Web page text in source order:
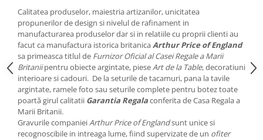
OLD COUNTRY ROSES
PASHMINA
SIGNET PLATINUM
CELESTIAL GOLD
NATURE
CHINOISERIE WHITE
JASPER CONRAN WHITE
GILDED MUSE
WONDERLUST
Calitatea produselor, maiestria artizanilor, unicitatea
propunerilor de design si nivelul de rafinament in
manufacturarea produselor dar si in relatiile cu proprii clienti au
facut ca manufactura istorica britanicaArthur Price of England
sa primeasca titlul de Furnizor Oficial al Casei Regale a Marii
Britaniipentru obiecte argintate, pieseArt de la Table, decoratiuni
interioare si cadouri. De la seturile de tacamuri, pana la tavile
argintate, ramele foto sau seturile complete pentru botez toate
poartă girul calitatii Garantia Regalaconferita de Casa Regala a
Marii Britanii.
Gravurile companieiArthur Price of Englandsunt unice si
recognoscibile in intreaga lume, fiind supervizate de un ofiter